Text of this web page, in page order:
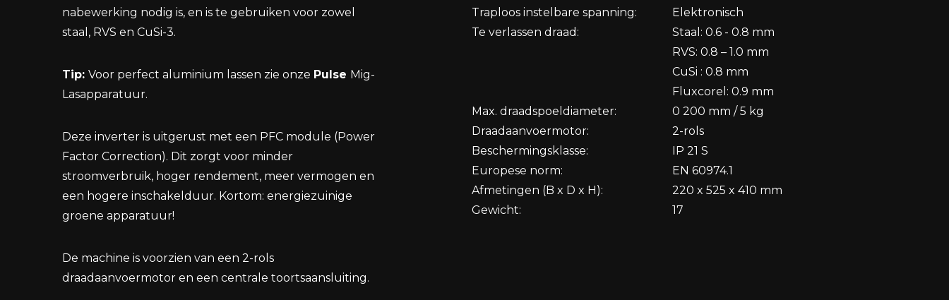
nabewerking nodig is, en is te gebruiken voor zowel
staal, RVS en CuSi-3.
Tip: Voor perfect aluminium lassen zie onze Pulse Mig-
Lasapparatuur.
Deze inverter is uitgerust met een PFC module (Power
Factor Correction). Dit zorgt voor minder
stroomverbruik, hoger rendement, meer vermogen en
een hogere inschakelduur. Kortom: energiezuinige
groene apparatuur!
De machine is voorzien van een 2-rols
draadaanvoermotor en een centrale toortsaansluiting.
Traploos instelbare spanning:
Elektronisch
Te verlassen draad:
Staal: 0.6 - 0.8 mm
RVS: 0.8 – 1.0 mm
CuSi : 0.8 mm
Fluxcorel: 0.9 mm
Max. draadspoeldiameter:
0 200 mm / 5 kg
Draadaanvoermotor:
2-rols
Beschermingsklasse:
IP 21 S
Europese norm:
EN 60974.1
Afmetingen (B x D x H):
220 x 525 x 410 mm
Gewicht:
17